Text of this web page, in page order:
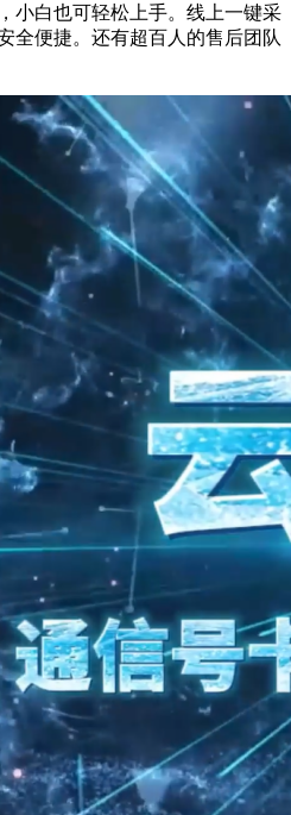
小白也可轻松上手。线上一键采
全便捷。还有超百人的售后团队